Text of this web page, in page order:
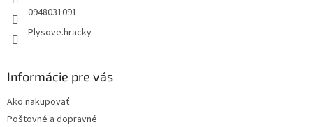
0948031091
Plysove.hracky
Informácie pre vás
Ako nakupovať
Poštovné a dopravné